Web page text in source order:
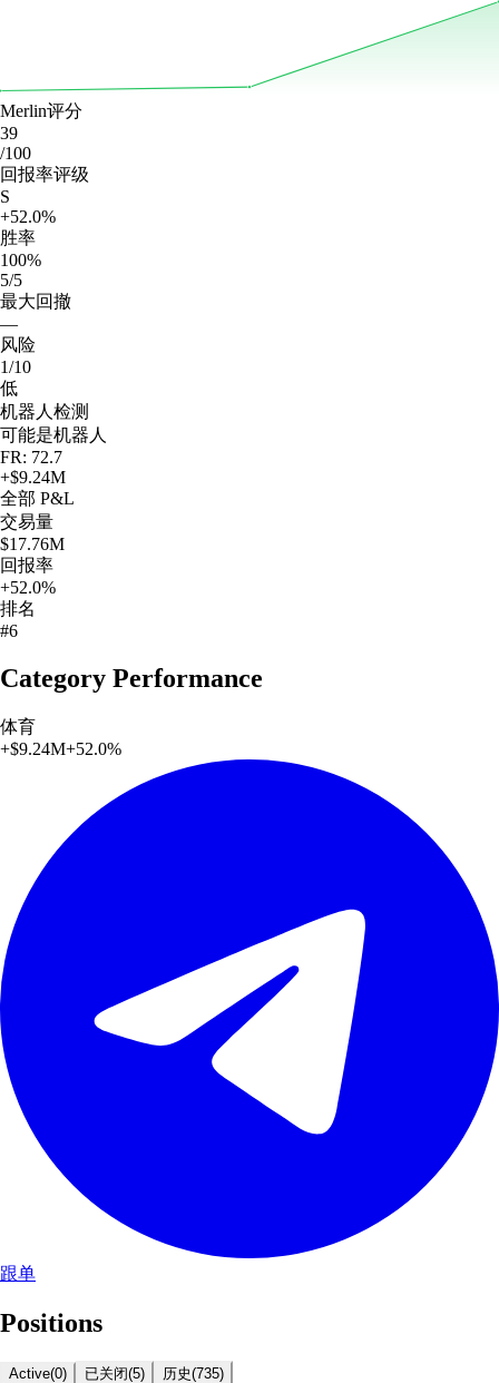
Merlin评分
39
/100
回报率评级
S
+52.0%
胜率
100%
5/5
最大回撤
—
风险
1/10
低
机器人检测
可能是机器人
FR: 72.7
+$9.24M
全部 P&L
交易量
$17.76M
回报率
+52.0%
排名
#6
Category Performance
体育
+$9.24M+52.0%
跟单
Positions
Active(0) 已关闭(5) 历史(735)